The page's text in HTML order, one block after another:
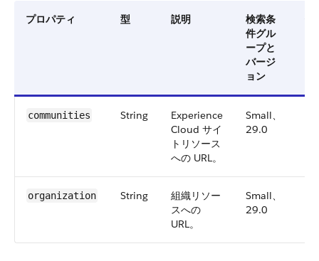
プロパティ 型 説明
検索条
件グル
ープと
バージ
ョン
communities String
Experience
Cloud サイ
トリソース
への URL。
Small、
29.0
organization String
組織リソー
スへの
URL。
Small、
29.0